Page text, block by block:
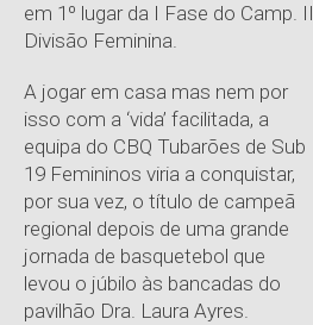
em 1º lugar da I Fase do Camp. II
Divisão Feminina.
A jogar em casa mas nem por
isso com a ‘vida’ facilitada, a
equipa do CBQ Tubarões de Sub
19 Femininos viria a conquistar,
por sua vez, o título de campeã
regional depois de uma grande
jornada de basquetebol que
levou o júbilo às bancadas do
pavilhão Dra. Laura Ayres.